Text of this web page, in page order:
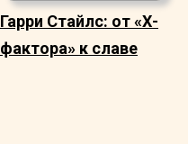
Гарри Стайлс: от «Х-
фактора» к славе